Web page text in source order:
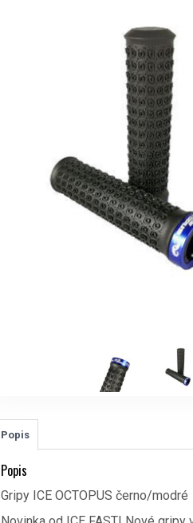
Popis
Popis
Gripy ICE OCTOPUS černo/modré